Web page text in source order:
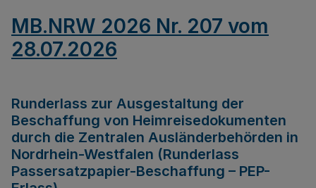
MB.NRW 2026 Nr. 207 vom
28.07.2026
Runderlass zur Ausgestaltung der
Beschaffung von Heimreisedokumenten
durch die Zentralen Ausländerbehörden in
Nordrhein-Westfalen (Runderlass
Passersatzpapier-Beschaffung – PEP-